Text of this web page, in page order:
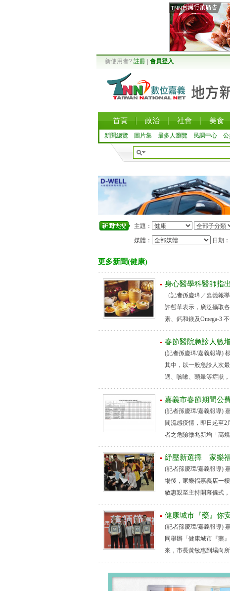
新使用者? 註冊 會員登入
首頁 政治 社會 美食
新聞總覽 圖片集 最多人瀏覽 民調中心 公
主題：
媒體： 日期：
更多新聞(健康)
身心醫學科醫師指
（記者孫慶璋／嘉義報
許哲華表示，廣泛攝取
素、鈣和鎂及Omega-3
春節醫院急診人數
(記者孫慶璋/嘉義報導)
其中，以一般急診人次
適、咳嗽、頭暈等症狀
嘉義市春節期間公
(記者孫慶璋/嘉義報導)
間流感疫情，即日起至2
者之危險徵兆新增「高
紓壓新選擇 家樂
(記者孫慶璋/嘉義報導)
場後，家樂福嘉義店一
敏惠親至主持開幕儀式
健康城市『藥』你
(記者孫慶璋/嘉義報導)
同舉辦「健康城市『藥
來，市長黃敏惠到場向